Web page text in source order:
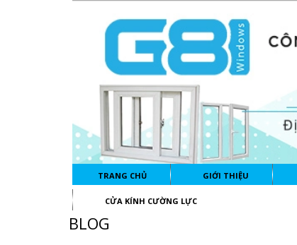
TRANG CHỦ GIỚI THIỆU
CỬA KÍNH CƯỜNG LỰC
BLOG